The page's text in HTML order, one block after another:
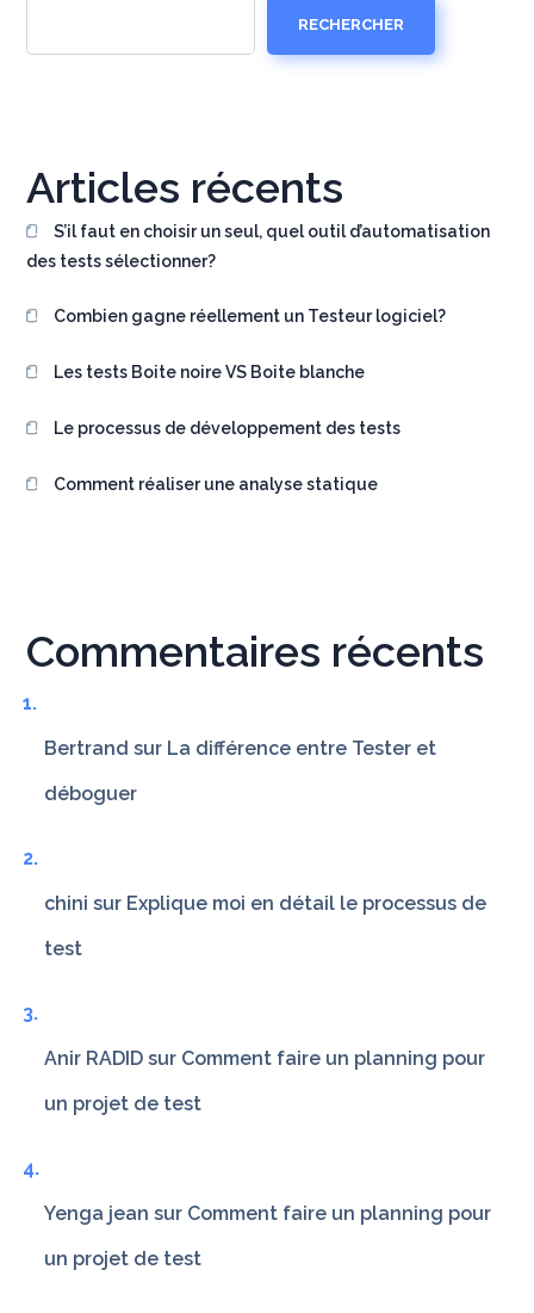
RECHERCHER
Articles récents
S’il faut en choisir un seul, quel outil d’automatisation
des tests sélectionner?
Combien gagne réellement un Testeur logiciel?
Les tests Boite noire VS Boite blanche
Le processus de développement des tests
Comment réaliser une analyse statique
Commentaires récents
Bertrand sur La différence entre Tester et
déboguer
chini sur Explique moi en détail le processus de
test
Anir RADIDsur Comment faire un planning pour
un projet de test
Yenga jean sur Comment faire un planning pour
un projet de test